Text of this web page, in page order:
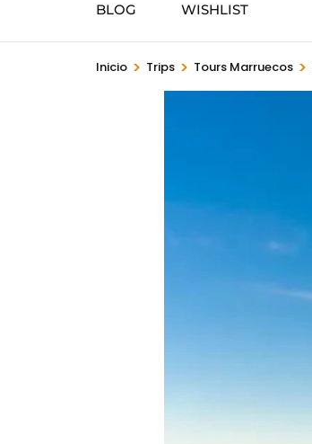
BLOG WISHLIST
Inicio > Trips > Tours Marruecos >